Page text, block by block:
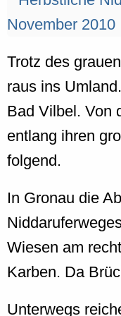
Trotz des
raus ins
Bad Vilbel. Von
entlang ihren
folgend.
In Gronau die
Wiesen am
Karben. Da
Unterwegs